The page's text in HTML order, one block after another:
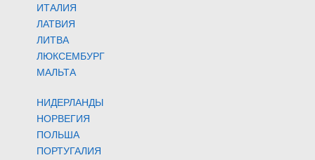
ИТАЛИЯ
ЛАТВИЯ
ЛИТВА
ЛЮКСЕМБУРГ
МАЛЬТА
НИДЕРЛАНДЫ
НОРВЕГИЯ
ПОЛЬША
ПОРТУГАЛИЯ